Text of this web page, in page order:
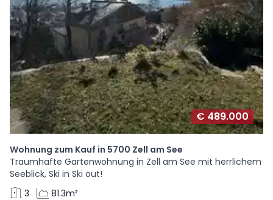
€ 489.000
Wohnung zum Kauf in 5700 Zell am See
Traumhafte Gartenwohnung in Zell am See mit herrlichem
Seeblick, Ski in Ski out!
3
81.3m²